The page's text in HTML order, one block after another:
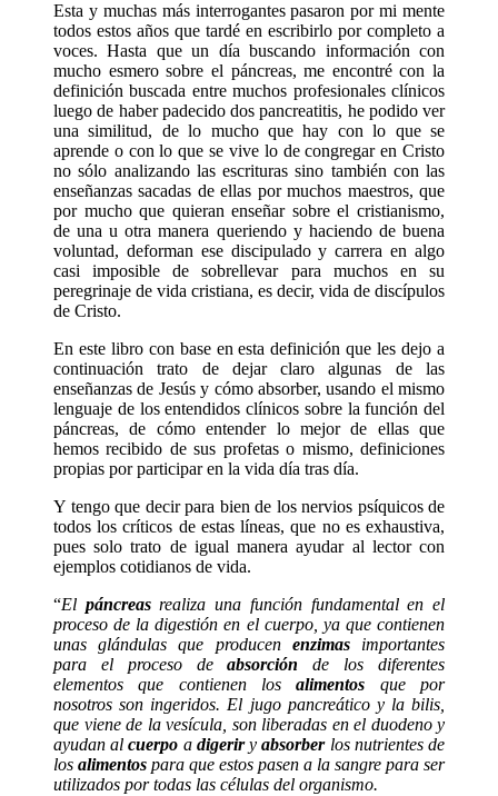
Esta y muchas más interrogantes pasaron por mi mente
todos estos años que tardé en escribirlo por completo a
voces. Hasta que un día buscando información con
mucho esmero sobre el páncreas, me encontré con la
definición buscada entre muchos profesionales clínicos
luego de haber padecido dos pancreatitis, he podido ver
una similitud, de lo mucho que hay con lo que se
aprende o con lo que se vive lo de congregar en Cristo
no sólo analizando las escrituras sino también con las
enseñanzas sacadas de ellas por muchos maestros, que
por mucho que quieran enseñar sobre el cristianismo,
de una u otra manera queriendo y haciendo de buena
voluntad, deforman ese discipulado y carrera en algo
casi imposible de sobrellevar para muchos en su
peregrinaje de vida cristiana, es decir, vida de discípulos
de Cristo.
En este libro con base en esta definición que les dejo a
continuación trato de dejar claro algunas de las
enseñanzas de Jesús y cómo absorber, usando el mismo
lenguaje de los entendidos clínicos sobre la función del
páncreas, de cómo entender lo mejor de ellas que
hemos recibido de sus profetas o mismo, definiciones
propias por participar en la vida día tras día.
Y tengo que decir para bien de los nervios psíquicos de
todos los críticos de estas líneas, que no es exhaustiva,
pues solo trato de igual manera ayudar al lector con
ejemplos cotidianos de vida.
“El páncreasrealiza una función fundamental en el
proceso de la digestión en el cuerpo, ya que contienen
unas glándulas que producen enzimasimportantes
para el proceso deabsorción de los diferentes
elementos que contienen losalimentos que por
nosotros son ingeridos. El jugo pancreático y la bilis,
que viene de la vesícula, son liberadas en el duodeno y
ayudan alcuerpo a digeriryabsorberlos nutrientes de
los alimentos para que estos pasen a la sangre para ser
utilizados por todas las células del organismo.